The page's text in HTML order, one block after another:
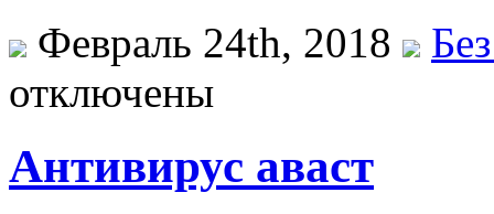
Февраль 24th, 2018
отключены
Антивирус аваст